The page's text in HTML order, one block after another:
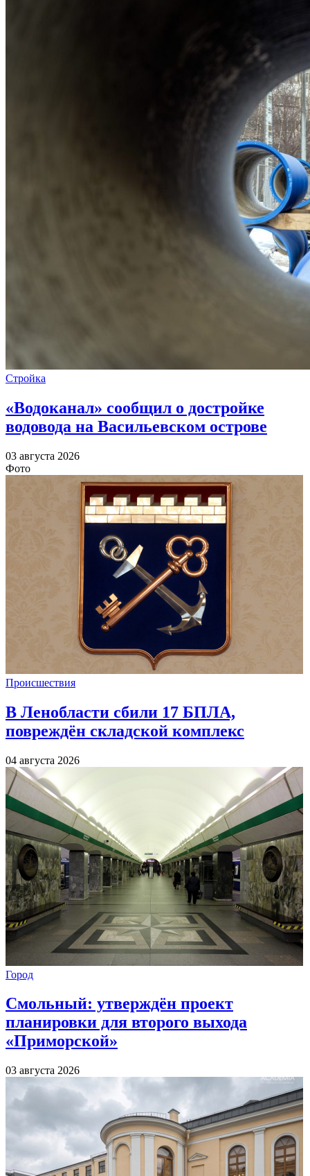
Стройка
«Водоканал» сообщил о достройке
водовода на Васильевском острове
03 августа 2026
Фото
Происшествия
В Ленобласти сбили 17 БПЛА,
повреждён складской комплекс
04 августа 2026
Город
Смольный: утверждён проект
планировки для второго выхода
«Приморской»
03 августа 2026